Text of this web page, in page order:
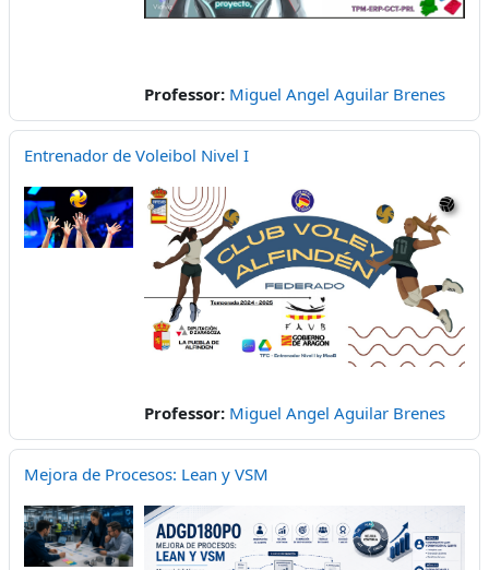
Professor: Miguel Angel Aguilar Brenes
Entrenador de Voleibol Nivel I
Professor: Miguel Angel Aguilar Brenes
Mejora de Procesos: Lean y VSM